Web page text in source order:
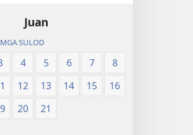
Juan
SULOD
4 5 6 7
8
12 13 14 15
16
20 21